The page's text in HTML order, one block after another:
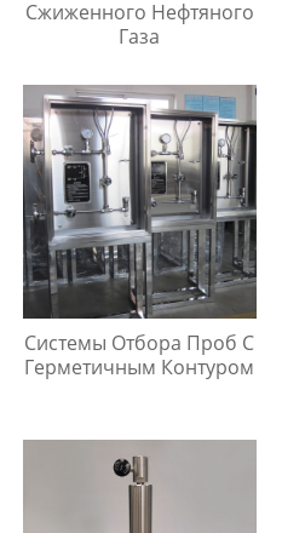
Сжиженного Нефтяного
Газа
Системы Отбора Проб С
Герметичным Контуром